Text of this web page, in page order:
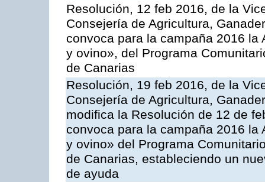
Resolución, 12 feb 2016, de la
Consejería de Agricultura,
convoca para la campaña 2016
y ovino», del Programa
de Canarias
Resolución, 19 feb 2016, de la
Consejería de Agricultura,
modifica la Resolución de 12 de
convoca para la campaña 2016
y ovino» del Programa
de Canarias, estableciendo un
de ayuda